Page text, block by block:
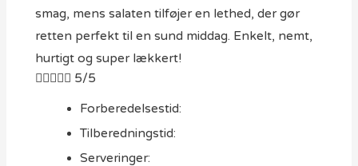
smag, mens salaten tilføjer en lethed, der gør
retten perfekt til en sund middag. Enkelt, nemt,
hurtigt og super lækkert!
 5/5
Forberedelsestid:
Tilberedningstid:
Serveringer: